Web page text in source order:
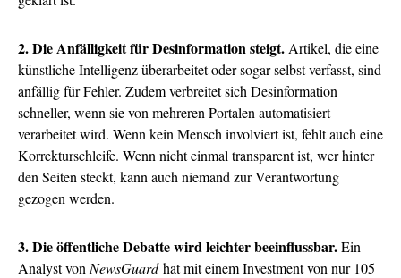
2. Die Anfälligkeit für Desinformation steigt. Artikel, die eine
künstliche Intelligenz überarbeitet oder sogar selbst verfasst, sind
anfällig für Fehler. Zudem verbreitet sich Desinformation
schneller, wenn sie von mehreren Portalen automatisiert
verarbeitet wird. Wenn kein Mensch involviert ist, fehlt auch eine
Korrekturschleife. Wenn nicht einmal transparent ist, wer hinter
den Seiten steckt, kann auch niemand zur Verantwortung
gezogen werden.
3. Die öffentliche Debatte wird leichter beeinflussbar.Ein
Analyst von NewsGuardhat mit einem Investment von nur 105